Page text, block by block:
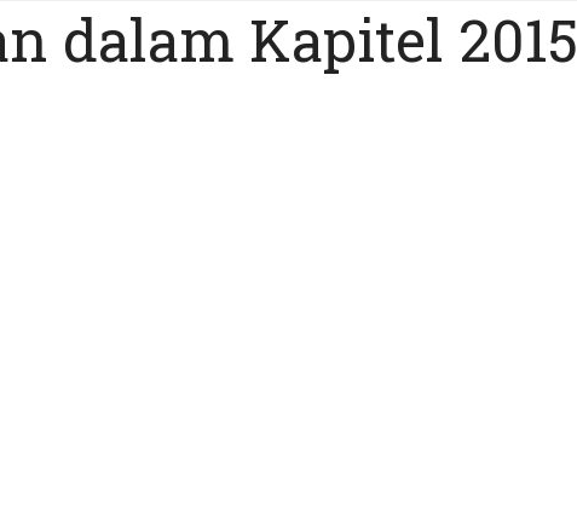
dalam Kapitel 2015